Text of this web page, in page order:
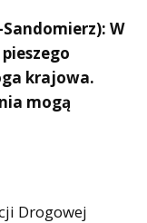
W
krajowa.
mogą
Drogowej